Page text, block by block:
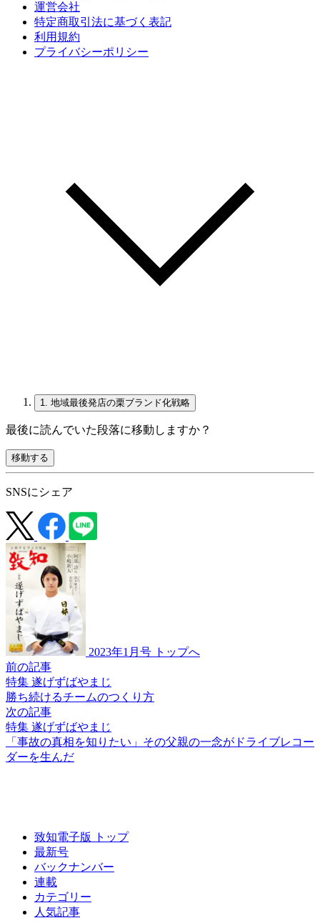
運営会社
特定商取引法に基づく表記
利用規約
プライバシーポリシー
1. 地域最後発店の栗ブランド化戦略
最後に読んでいた段落に移動しますか？
移動する
SNSにシェア
2023年1月号 トップへ
前の記事
特集 遂げずばやまじ
勝ち続けるチームのつくり方
次の記事
特集 遂げずばやまじ
「事故の真相を知りたい」 その父親の一念が ドライブレコー
ダーを生んだ
致知電子版 トップ
最新号
バックナンバー
連載
カテゴリー
人気記事